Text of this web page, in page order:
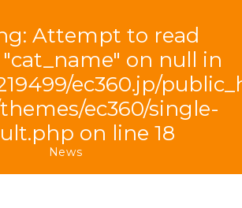
: Attempt to read
on null in
ec360.jp/
ec360/single-
on line 18
News